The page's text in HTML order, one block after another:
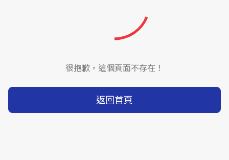
很抱歉，這個頁面不存在！
返回首頁